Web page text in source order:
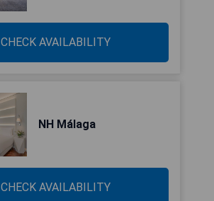
CHECK AVAILABILITY
NH Málaga
CHECK AVAILABILITY